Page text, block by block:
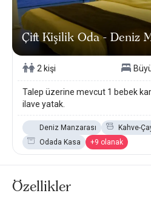
Çift Kişilik Oda - Deniz
2 kişi
Talep üzerine mevcut 1 bebek
ilave yatak.
Deniz Manzarası
Kahve-
Odada Kasa
+9 olanak
Özellikler